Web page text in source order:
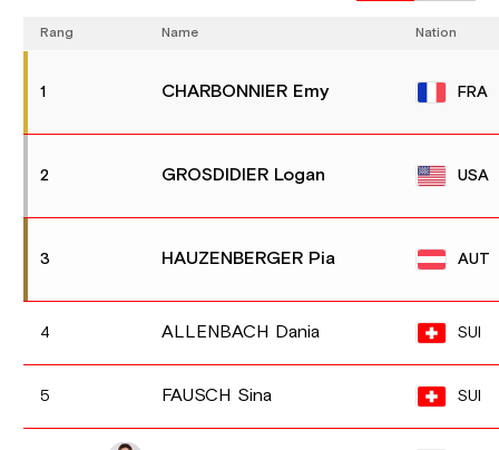
Rang Name Nation
1 CHARBONNIER Emy FRA
2 GROSDIDIER Logan USA
3 HAUZENBERGER Pia AUT
4 ALLENBACH Dania SUI
5 FAUSCH Sina SUI